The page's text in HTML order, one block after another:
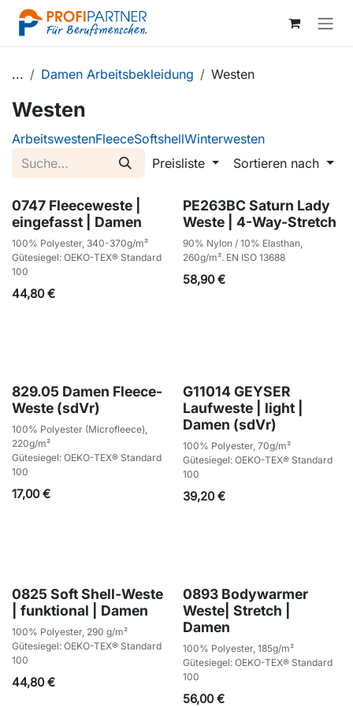
Zum Inhalt springen
... Damen Arbeitsbekleidung Westen
Westen
ArbeitswestenFleeceSoftshellWinterwesten
Preisliste
Sortieren nach
0747 Fleeceweste |
eingefasst | Damen
100% Polyester, 340-370g/m²
Gütesiegel: OEKO-TEX® Standard
100
44,80€
PE263BC Saturn Lady
Weste | 4-Way-Stretch
90% Nylon / 10% Elasthan,
260g/m². EN ISO 13688
58,90€
829.05 Damen Fleece-
Weste (sdVr)
100% Polyester (Microfleece),
220g/m²
Gütesiegel: OEKO-TEX® Standard
100
17,00€
G11014 GEYSER
Laufweste | light |
Damen (sdVr)
100% Polyester, 70g/m²
Gütesiegel: OEKO-TEX® Standard
100
39,20€
0825 Soft Shell-Weste
| funktional | Damen
100% Polyester, 290 g/m²
Gütesiegel: OEKO-TEX® Standard
100
44,80€
0893 Bodywarmer
Weste| Stretch |
Damen
100% Polyester, 185g/m²
Gütesiegel: OEKO-TEX® Standard
100
56,00€